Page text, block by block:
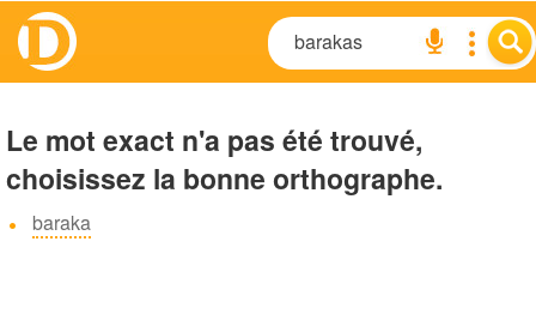
Le mot exact n'a pas été trouvé,
choisissez la bonne orthographe.
baraka